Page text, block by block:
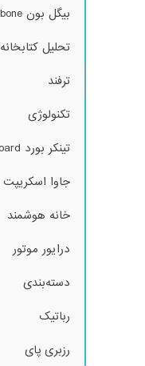
بیگل بون Beaglebone
تحلیل کتابخانه
ترفند
تکنولوژی
تینکر بورد Tinker Board
جاوا اسکریپت Javascript
خانه هوشمند
درایور موتور
دسته‌بندی
رباتیک
رزبری پای